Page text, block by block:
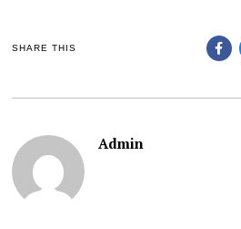
SHARE THIS
Admin